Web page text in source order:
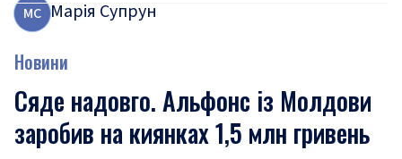
МС Марія Супрун
Новини
Сяде надовго. Альфонс із Молдови
заробив на киянках 1,5 млн гривень